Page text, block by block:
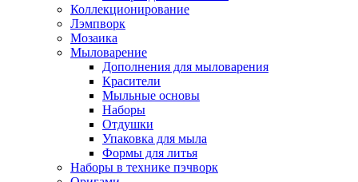
Коллекционирование
Лэмпворк
Мозаика
Мыловарение
Дополнения для мыловарения
Красители
Мыльные основы
Наборы
Отдушки
Упаковка для мыла
Формы для литья
Наборы в технике пэчворк